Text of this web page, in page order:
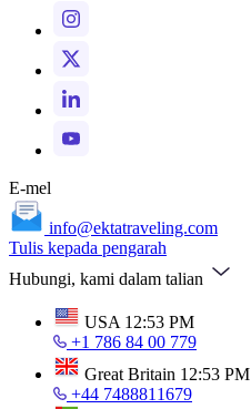
E-mel
info@ektatraveling.com
Tulis kepada pengarah
Hubungi, kami dalam talian
USA 12:53 PM
+1 786 84 00 779
Great Britain 12:53 PM
+44 7488811679